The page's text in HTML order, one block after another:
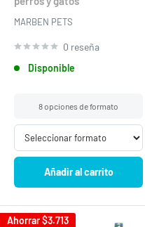
MARBEN PETS
0 reseña
Disponible
8 opciones de formato
Añadir al carrito
Ahorrar$3.713